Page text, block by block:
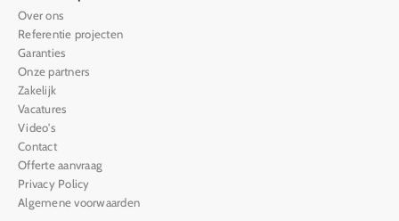
Over ons
Referentie projecten
Garanties
Onze partners
Zakelijk
Vacatures
Video's
Contact
Offerte aanvraag
Privacy Policy
Algemene voorwaarden